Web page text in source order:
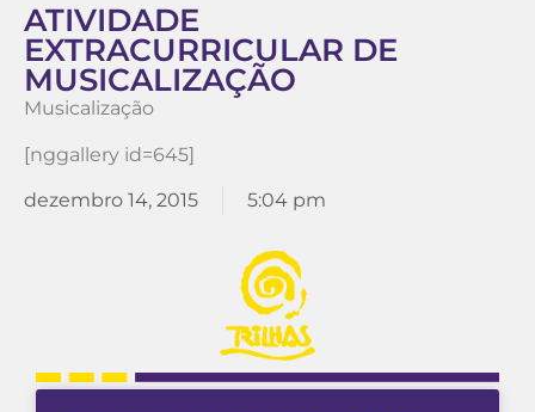
ATIVIDADE
EXTRACURRICULAR DE
MUSICALIZAÇÃO
Musicalização
[nggallery id=645]
dezembro 14, 2015 5:04 pm